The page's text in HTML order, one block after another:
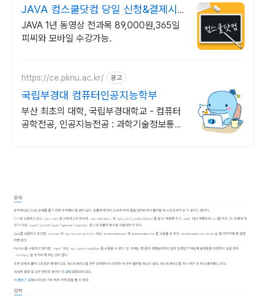
JAVA 컴스쿨닷컴 당일 신청&결제시
기프티콘!
JAVA 1년 동영상 전과목 89,000원,365일
피씨와 모바일 수강가능.
https://ce.pknu.ac.kr/ 광고
국립부경대 컴퓨터인공지능학부
부산 최초의 대학, 국립부경대학교 - 컴퓨터
공학전공, 인공지능전공 : 과학기술정보통신